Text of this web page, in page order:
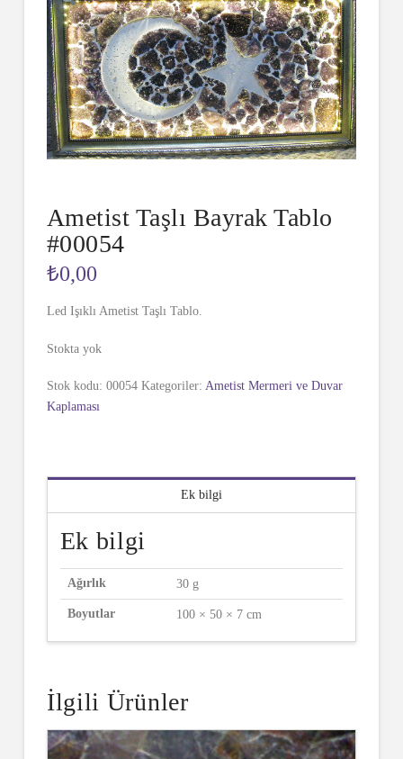
Ametist Taşlı Bayrak Tablo
#00054
₺0,00
Led Işıklı Ametist Taşlı Tablo.
Stokta yok
Stok kodu: 00054 Kategoriler: Ametist Mermeri ve Duvar
Kaplaması
Ek bilgi
Ek bilgi
Ağırlık 30 g
Boyutlar 100 × 50 × 7 cm
İlgili Ürünler